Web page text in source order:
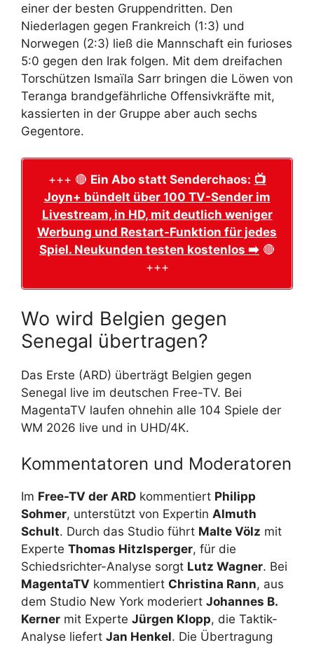
einer der besten Gruppendritten. Den
Niederlagen gegen Frankreich (1:3) und
Norwegen (2:3) ließ die Mannschaft ein furioses
5:0 gegen den Irak folgen. Mit dem dreifachen
Torschützen Ismaïla Sarr bringen die Löwen von
Teranga brandgefährliche Offensivkräfte mit,
kassierten in der Gruppe aber auch sechs
Gegentore.
+++ 🔴 Ein Abo statt Senderchaos: 📺
Joyn+ bündelt über 100 TV-Sender im
Livestream, in HD, mit deutlich weniger
Werbung und Restart-Funktion für jedes
Spiel. Neukunden testen kostenlos ➡️ 🔴
+++
Wo wird Belgien gegen
Senegal übertragen?
Das Erste (ARD) überträgt Belgien gegen
Senegal live im deutschen Free-TV. Bei
MagentaTV laufen ohnehin alle 104 Spiele der
WM 2026 live und in UHD/4K.
Kommentatoren und Moderatoren
Im Free-TV der ARD kommentiert Philipp
Sohmer, unterstützt von Expertin Almuth
Schult. Durch das Studio führt Malte Völz mit
Experte Thomas Hitzlsperger, für die
Schiedsrichter-Analyse sorgt Lutz Wagner. Bei
MagentaTV kommentiert Christina Rann, aus
dem Studio New York moderiert Johannes B.
Kerner mit Experte Jürgen Klopp, die Taktik-
Analyse liefert Jan Henkel. Die Übertragung